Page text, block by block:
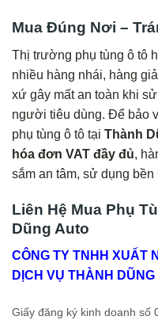
Mua Đúng Nơi –
Thị trường phụ tùng ô tô
nhiều hàng nhái, hàng
xứ gây mất an toàn khi
người tiêu dùng. Để bảo
phụ tùng ô tô tại Thành
hóa đơn VAT đầy đủ,
sắm an tâm, sử dụng bền
Liên Hệ Mua Phụ
Dũng Auto
CÔNG TY TNHH XUẤT
DỊCH VỤ THÀNH DŨNG
Giấy đăng ký kinh doanh số